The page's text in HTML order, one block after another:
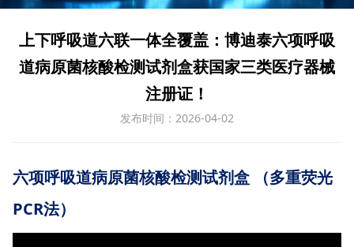
上下呼吸道六联一体全覆盖：博迪泰六项呼吸
道病原菌核酸检测试剂盒获国家三类医疗器械
注册证！
发布时间：2026-04-02
六项呼吸道病原菌核酸检测试剂盒 （多重荧光
PCR法）